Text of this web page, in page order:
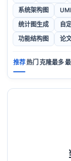
系统架构图
统计图生成
自
功能结构图
论
推荐热门 克隆最多